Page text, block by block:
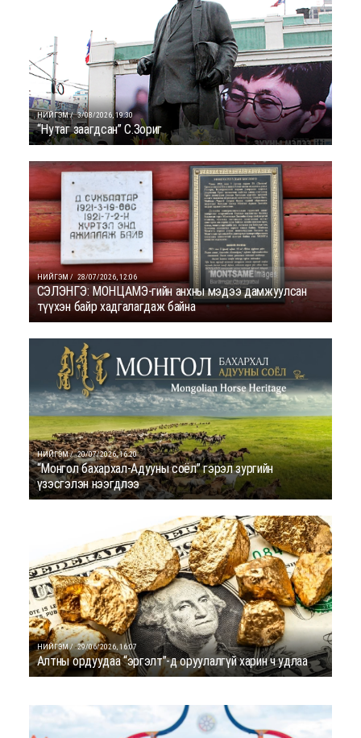
НИЙГЭМ / 3/08/2026, 19:30
“Нутаг заагдсан” С.Зориг
НИЙГЭМ / 28/07/2026, 12:06
СЭЛЭНГЭ: МОНЦАМЭ-гийн анхны мэдээ дамжуулсан
түүхэн байр хадгалагдаж байна
НИЙГЭМ / 20/07/2026, 16:20
“Монгол бахархал-Адууны соёл” гэрэл зургийн
үзэсгэлэн нээгдлээ
НИЙГЭМ / 29/06/2026, 16:07
Алтны ордуудаа “эргэлт”-д оруулалгүй харин ч удлаа